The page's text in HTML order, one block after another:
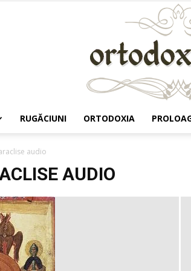
RUGĂCIUNI ORTODOXIA
audio
AUDIO